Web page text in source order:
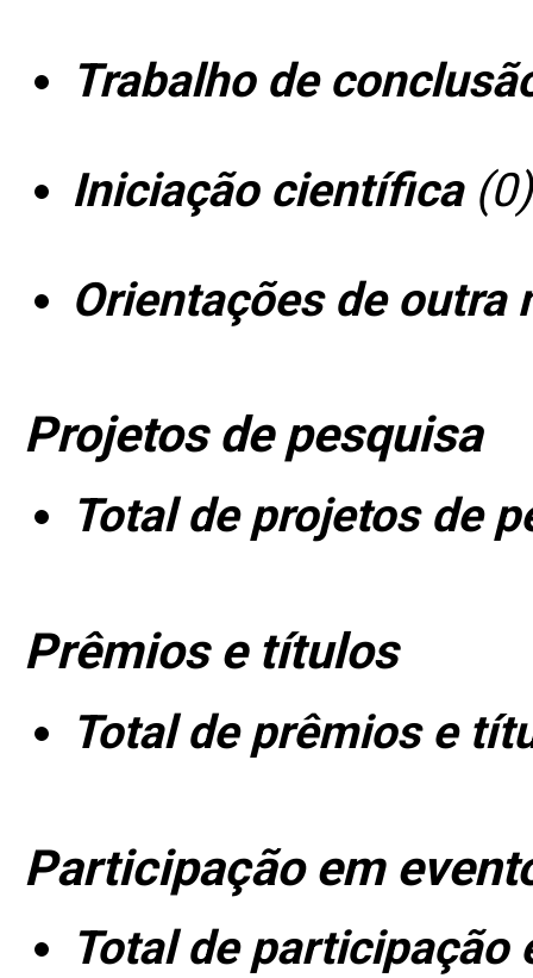
Trabalho de
Iniciação científica(0)
Orientações de outra
Projetos de pesquisa
Total de projetos de
Prêmios e títulos
Total de prêmios e
Participação em
Total de participação